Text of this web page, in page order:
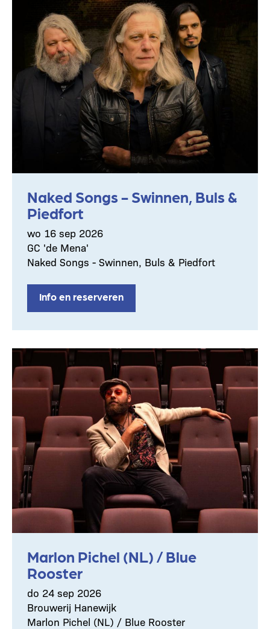
Naked Songs - Swinnen, Buls &
Piedfort
wo 16 sep 2026
GC 'de Mena'
Naked Songs - Swinnen, Buls & Piedfort
Info en reserveren
Marlon Pichel (NL) / Blue
Rooster
do 24 sep 2026
Brouwerij Hanewijk
Marlon Pichel (NL) / Blue Rooster